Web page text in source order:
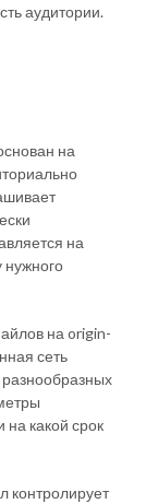
аудитории.
на
на
нужного
на origin-
сеть
какой срок
контролирует